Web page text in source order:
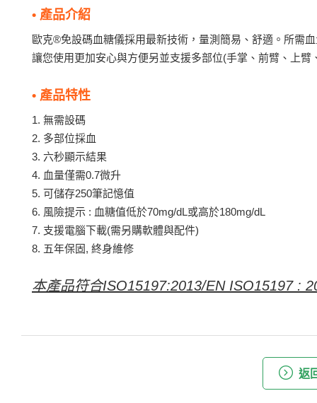
• 產品介紹
歐克®免設碼血糖儀採用最新技術，量測簡易、舒適。所需
讓您使用更加安心與方便另並支援多部位(手掌、前臂、上臂
• 產品特性
1. 無需設碼
2. 多部位採血
3. 六秒顯示結果
4. 血量僅需0.7微升
5. 可儲存250筆記憶值
6. 風險提示 : 血糖值低於70mg/dL或高於180mg/dL
7. 支援電腦下載(需另購軟體與配件)
8. 五年保固, 終身維修
本產品符合ISO15197:2013/EN ISO15197 :
返